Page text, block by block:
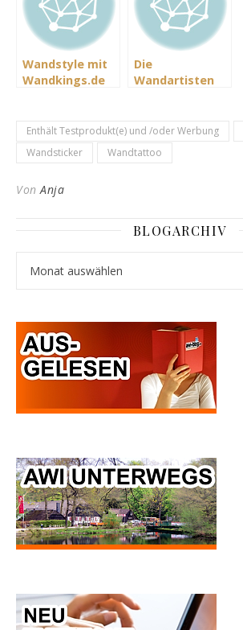
Wandstyle mit
Wandkings.de
Die
Wandartisten
Enthält Testprodukt(e) und /oder Werbung
Wandsticker
Wandtattoo
Von Anja
BLOGARCHIV